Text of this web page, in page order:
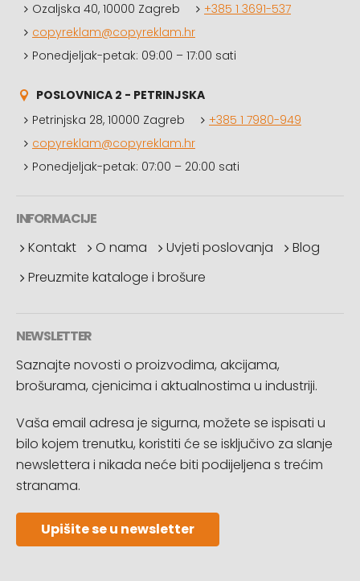
Ozaljska 40, 10000 Zagreb
+385 1 3691-537
copyreklam@copyreklam.hr
Ponedjeljak-petak: 09:00 – 17:00 sati
POSLOVNICA 2 - PETRINJSKA
Petrinjska 28, 10000 Zagreb
+385 1 7980-949
copyreklam@copyreklam.hr
Ponedjeljak-petak: 07:00 – 20:00 sati
INFORMACIJE
Kontakt
O nama Uvjeti poslovanja
Blog
Preuzmite kataloge i brošure
NEWSLETTER
Saznajte novosti o proizvodima, akcijama,
brošurama, cjenicima i aktualnostima u industriji.
Vaša email adresa je sigurna, možete se ispisati u
bilo kojem trenutku, koristiti će se isključivo za slanje
newslettera i nikada neće biti podijeljena s trećim
stranama.
Upišite se u newsletter